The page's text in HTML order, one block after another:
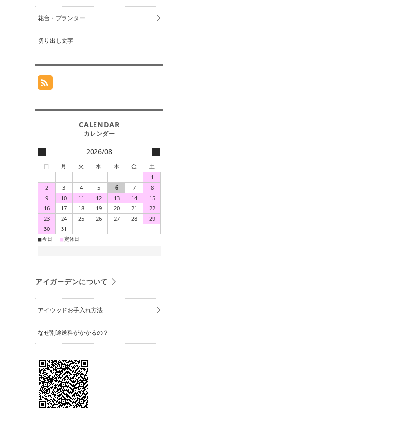
花台・プランター
切り出し文字
2026/08
日 月 火 水 木 金
土
1
2
3 4 5 6 7
8
9
10 11 12 13 14
15
16
17 18 19 20 21
22
23
24 25 26 27 28
29
30
31
■今日 ■定休日
アイガーデンについて
アイウッドお手入れ方法
なぜ別途送料がかかるの？